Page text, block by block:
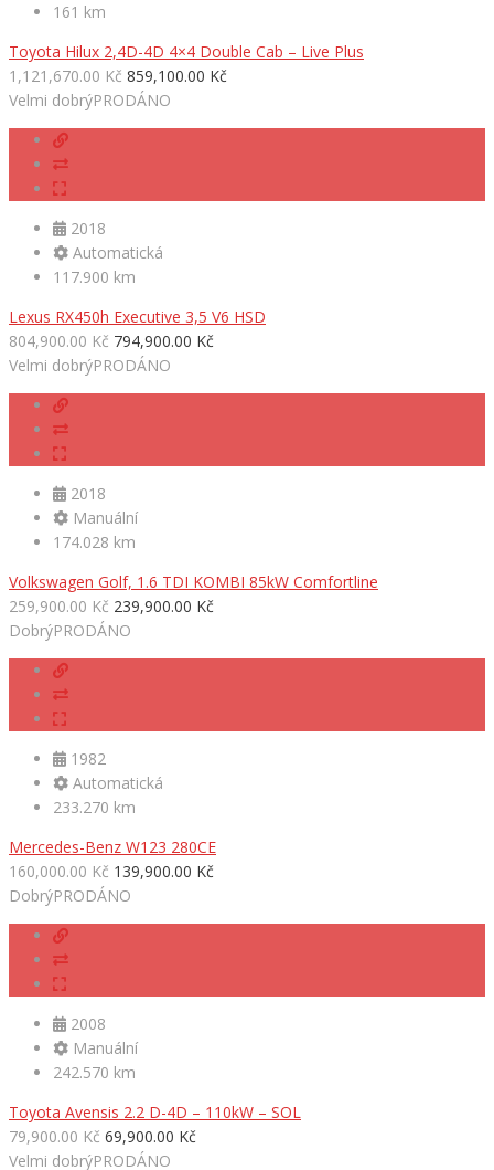
161 km
Toyota Hilux 2,4D-4D 4×4 Double Cab – Live Plus
1,121,670.00 Kč 859,100.00 Kč
Velmi dobrýPRODÁNO
2018
Automatická
117.900 km
Lexus RX450h Executive 3,5 V6 HSD
804,900.00 Kč 794,900.00 Kč
Velmi dobrýPRODÁNO
2018
Manuální
174.028 km
Volkswagen Golf, 1.6 TDI KOMBI 85kW Comfortline
259,900.00 Kč 239,900.00 Kč
DobrýPRODÁNO
1982
Automatická
233.270 km
Mercedes-Benz W123 280CE
160,000.00 Kč 139,900.00 Kč
DobrýPRODÁNO
2008
Manuální
242.570 km
Toyota Avensis 2.2 D-4D – 110kW – SOL
79,900.00 Kč 69,900.00 Kč
Velmi dobrýPRODÁNO